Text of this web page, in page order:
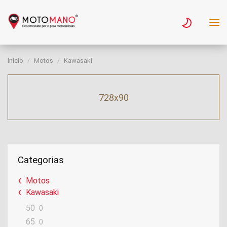
Início Motos Kawasaki
728x90
Categorias
Motos
Kawasaki
50
0
65 0